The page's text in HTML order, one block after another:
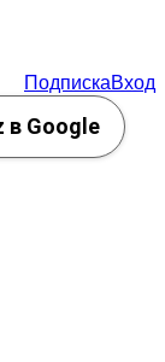
ПодпискаВход
в Google